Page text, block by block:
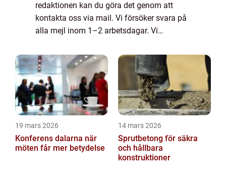
redaktionen kan du göra det genom att
kontakta oss via mail. Vi försöker svara på
alla mejl inom 1–2 arbetsdagar. Vi
kommentarer till innehållet på vår sida.
19 mars 2026
Konferens dalarna när
möten får mer betydelse
14 mars 2026
Sprutbetong för säkra
och hållbara
konstruktioner